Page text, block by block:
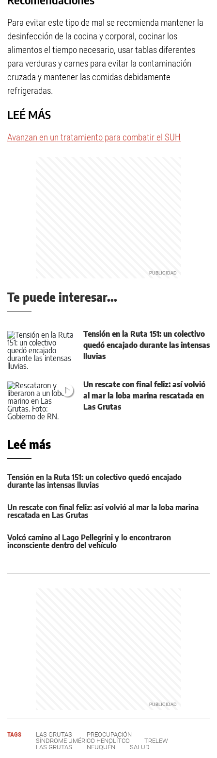
Para evitar este tipo de mal se recomienda mantener la
desinfección de la cocina y corporal, cocinar los
alimentos el tiempo necesario, usar tablas diferentes
para verduras y carnes para evitar la contaminación
cruzada y mantener las comidas debidamente
refrigeradas.
LEÉ MÁS
Avanzan en un tratamiento para combatir el SUH
Te puede interesar...
Tensión en la Ruta 151: un colectivo
quedó encajado durante las intensas
lluvias
Un rescate con final feliz: así volvió
al mar la loba marina rescatada en
Las Grutas
Leé más
Tensión en la Ruta 151: un colectivo quedó encajado
durante las intensas lluvias
Un rescate con final feliz: así volvió al mar la loba marina
rescatada en Las Grutas
Volcó camino al Lago Pellegrini y lo encontraron
inconsciente dentro del vehículo
TAGS LAS GRUTAS
PREOCUPACIÓN
SÍNDROME UMÉRICO HENOLÍTCO
TRELEW
LAS GRUTAS
NEUQUÉN SALUD